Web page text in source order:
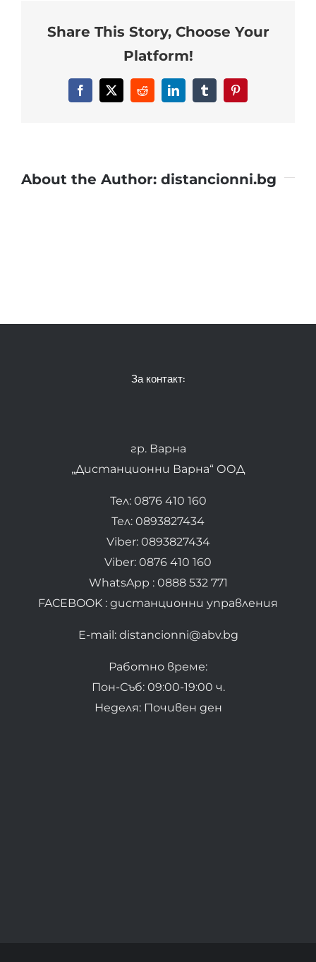
Share This Story, Choose Your
Platform!
Facebook
X RedditLinkedInTumblrPinterest
About the Author: distancionni.bg
За контакт:
гр. Варна
„Дистанционни Варна“ ООД
Тел: 0876 410 160
Тел: 0893827434
Viber: 0893827434
Viber: 0876 410 160
WhatsApp : 0888 532 771
FACEBOOK : дистанционни управления
E-mail: distancionni@abv.bg
Работно време:
Пон-Съб: 09:00-19:00 ч.
Неделя: Почивен ден